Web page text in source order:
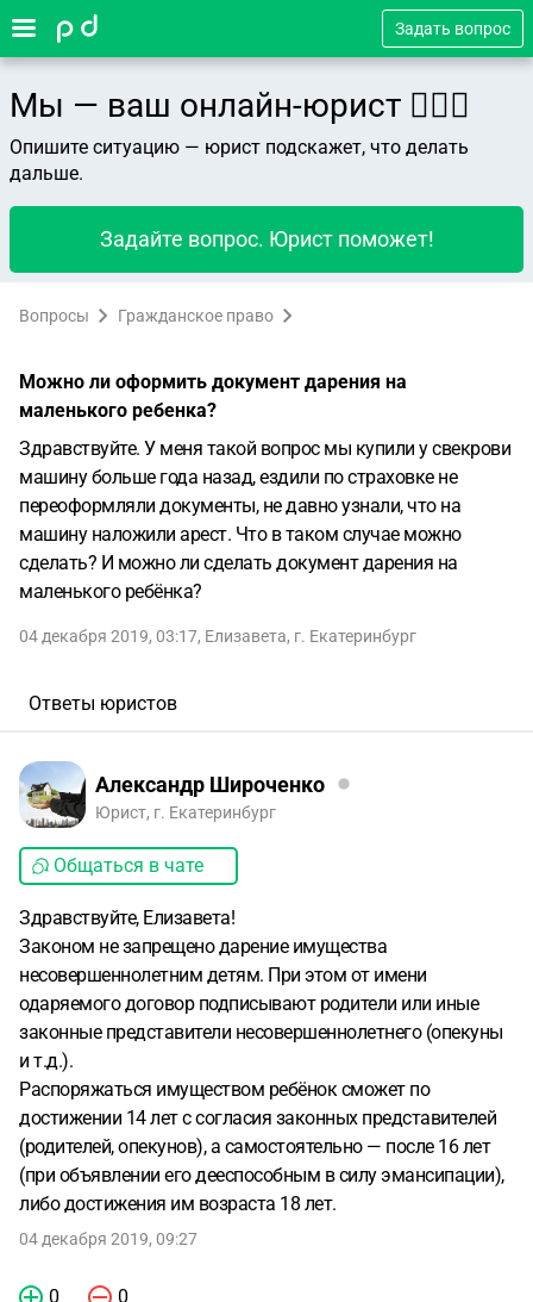
Задать вопрос
Мы — ваш онлайн-юрист 👨🏻‍⚖️
Опишите ситуацию — юрист подскажет, что делать
дальше.
Задайте вопрос. Юрист поможет!
Вопросы Гражданское право
Можно ли оформить документ дарения на
маленького ребенка?
Здравствуйте. У меня такой вопрос мы купили у свекрови
машину больше года назад, ездили по страховке не
переоформляли документы, не давно узнали, что на
машину наложили арест. Что в таком случае можно
сделать? И можно ли сделать документ дарения на
маленького ребёнка?
04 декабря 2019, 03:17, Елизавета, г. Екатеринбург
Ответы юристов
Александр Широченко
Юрист, г. Екатеринбург
Общаться в чате
Здравствуйте, Елизавета!
Законом не запрещено дарение имущества
несовершеннолетним детям. При этом от имени
одаряемого договор подписывают родители или иные
законные представители несовершеннолетнего (опекуны
и т.д.).
Распоряжаться имуществом ребёнок сможет по
достижении 14 лет с согласия законных представителей
(родителей, опекунов), а самостоятельно — после 16 лет
(при объявлении его дееспособным в силу эмансипации),
либо достижения им возраста 18 лет.
04 декабря 2019, 09:27
0 0